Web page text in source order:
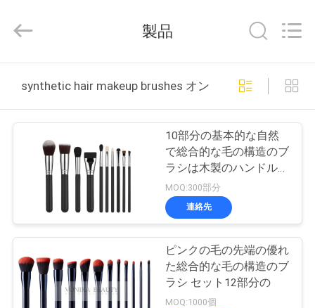
プ
ト
2017
Reserved.
製品
synthetic hair makeup brushes オンライン製造
10部分の基本的な自然
で総合的な毛の構造のブ
ラシは木製のハンドルが
付いているコレクション
を置いた
MOQ:300部分
連絡先
ピンクの毛の先端の優れ
た総合的な毛の構造のブ
ラシ セット12部分の
MOQ:1000個